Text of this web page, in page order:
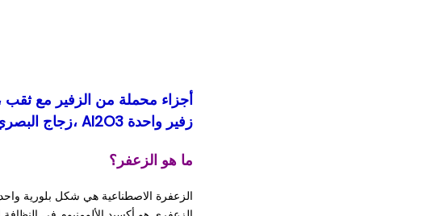
زفير واحدة Al2O3 ،زجاج البصري من الزعفرةقضبان بصرية من الزهري
ما هو الزعفر؟
الزعفرة الاصطناعية هي شكل بلورية